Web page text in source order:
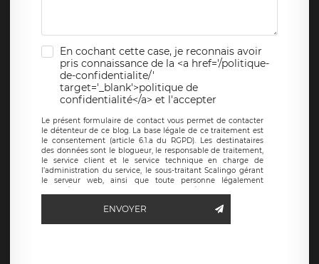
En cochant cette case, je reconnais avoir
pris connaissance de la <a href='/politique-
de-confidentialite/'
target='_blank'>politique de
confidentialité</a> et l'accepter
Le présent formulaire de contact vous permet de contacter
le détenteur de ce blog. La base légale de ce traitement est
le consentement (article 6.1.a du RGPD). Les destinataires
des données sont le blogueur, le responsable de traitement,
le service client et le service technique en charge de
l’administration du service, le sous-traitant Scalingo gérant
le serveur web, ainsi que toute personne légalement
autorisée. Le formulaire de contact à destination du
basé en France et offrant des
clauses de protection
ENVOYER